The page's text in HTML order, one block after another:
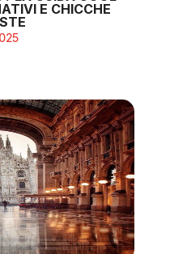
E CHICCHE